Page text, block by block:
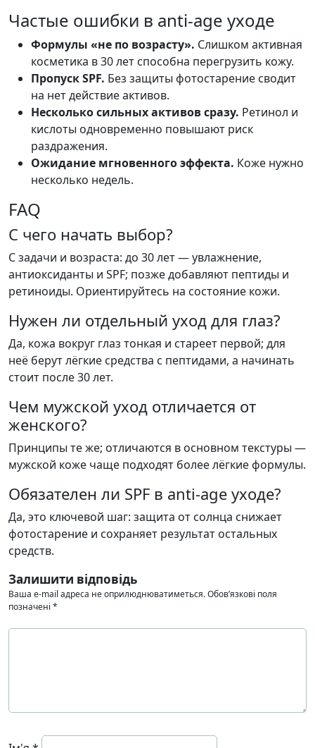
Частые ошибки в anti-age уходе
Формулы «не по возрасту». Слишком активная
косметика в 30 лет способна перегрузить кожу.
Пропуск SPF. Без защиты фотостарение сводит
на нет действие активов.
Несколько сильных активов сразу. Ретинол и
кислоты одновременно повышают риск
раздражения.
Ожидание мгновенного эффекта. Коже нужно
несколько недель.
FAQ
С чего начать выбор?
С задачи и возраста: до 30 лет — увлажнение,
антиоксиданты и SPF; позже добавляют пептиды и
ретиноиды. Ориентируйтесь на состояние кожи.
Нужен ли отдельный уход для глаз?
Да, кожа вокруг глаз тонкая и стареет первой; для
неё берут лёгкие средства с пептидами, а начинать
стоит после 30 лет.
Чем мужской уход отличается от
женского?
Принципы те же; отличаются в основном текстуры —
мужской коже чаще подходят более лёгкие формулы.
Обязателен ли SPF в anti-age уходе?
Да, это ключевой шаг: защита от солнца снижает
фотостарение и сохраняет результат остальных
средств.
Залишити відповідь
Ваша e-mail адреса не оприлюднюватиметься.Обов’язкові поля
позначені *